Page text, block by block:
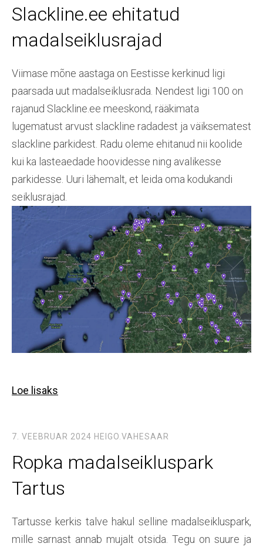
Slackline.ee ehitatud
madalseiklusrajad
Viimase mõne aastaga on Eestisse kerkinud ligi
paarsada uut madalseiklusrada. Nendest ligi 100 on
rajanud Slackline.ee meeskond, rääkimata
lugematust arvust slackline radadest ja väiksematest
slackline parkidest. Radu oleme ehitanud nii koolide
kui ka lasteaedade hoovidesse ning avalikesse
parkidesse. Uuri lähemalt, et leida oma kodukandi
seiklusrajad.
Loe lisaks
7. VEEBRUAR 2024 HEIGO.VAHESAAR
Ropka madalseikluspark
Tartus
Tartusse kerkis talve hakul selline madalseikluspark,
mille sarnast annab mujalt otsida. Tegu on suure ja